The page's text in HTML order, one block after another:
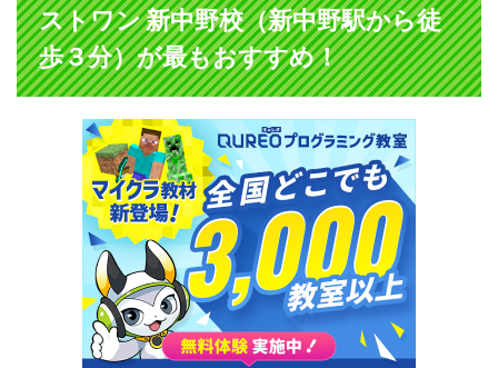
ストワン 新中野校（新中野駅から徒
歩３分）が最もおすすめ！